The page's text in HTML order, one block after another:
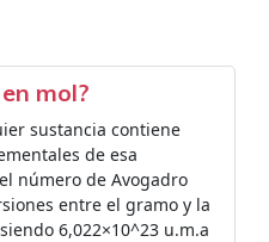
mol?
sustancia contiene
de esa
número de Avogadro
entre el gramo y la
6,022×10^23 u.m.a